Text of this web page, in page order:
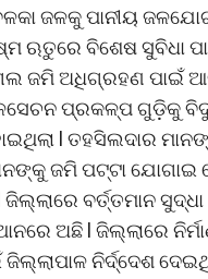
ଜଳକୁ ପାନୀୟ
ଋତୁରେ ବିଶେଷ ସୁବିଧା
ଜମି ଅଧିଗ୍ରହଣ ପାଇଁ
ପ୍ରକଳ୍ପ ଗୁଡ଼ିକୁ
l ତହସିଲଦାର
ଜମି ପଟ୍ଟା ଯୋଗାଇ
ବର୍ତ୍ତମାନ
ଅଛି l ଜିଲ୍ଲାରେ
ନିର୍ଦ୍ଦେଶ